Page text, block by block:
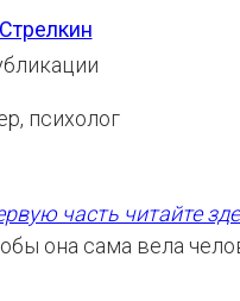
психолог
часть читайте
она сама вела